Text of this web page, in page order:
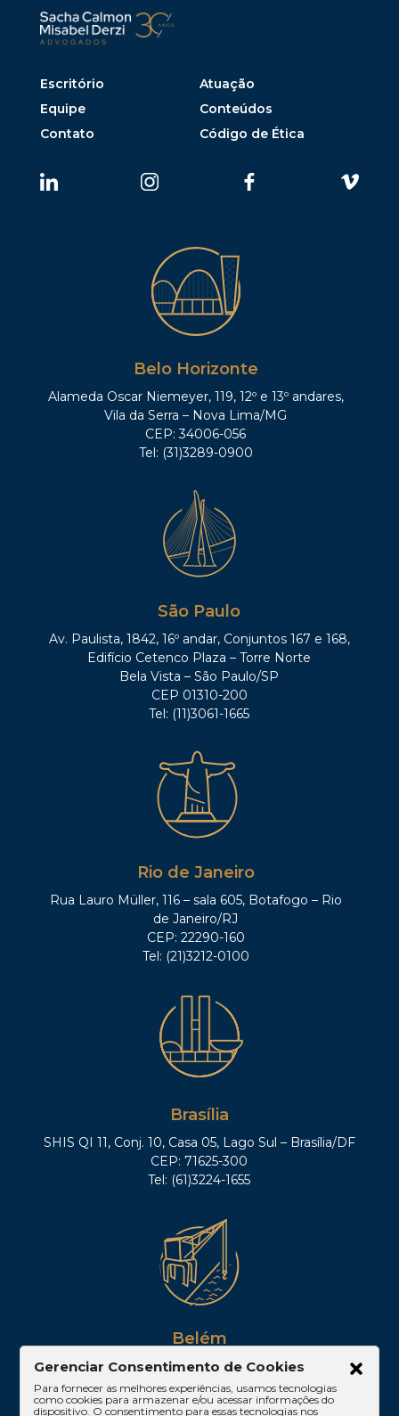
Escritório
Atuação
Equipe
Conteúdos
Contato
Código de Ética
Belo Horizonte
Alameda Oscar Niemeyer, 119, 12º e 13º andares,
Vila da Serra – Nova Lima/MG
CEP: 34006-056
Tel: (31)3289-0900
São Paulo
Av. Paulista, 1842, 16º andar, Conjuntos 167 e 168,
Edifício Cetenco Plaza – Torre Norte
Bela Vista – São Paulo/SP
CEP 01310-200
Tel: (11)3061-1665
Rio de Janeiro
Rua Lauro Müller, 116 – sala 605, Botafogo – Rio
de Janeiro/RJ
CEP: 22290-160
Tel: (21)3212-0100
Brasília
SHIS QI 11, Conj. 10, Casa 05, Lago Sul – Brasília/DF
CEP: 71625-300
Tel: (61)3224-1655
Belém
Av. Visconde de Souza Franco, 05, Sala 2102 –
Edifício Quadra Corporate, Umarizal – Belém/PA
CEP: 66053-000
Gerenciar Consentimento de Cookies
Para fornecer as melhores experiências, usamos tecnologias
como cookies para armazenar e/ou acessar informações do
dispositivo. O consentimento para essas tecnologias nos